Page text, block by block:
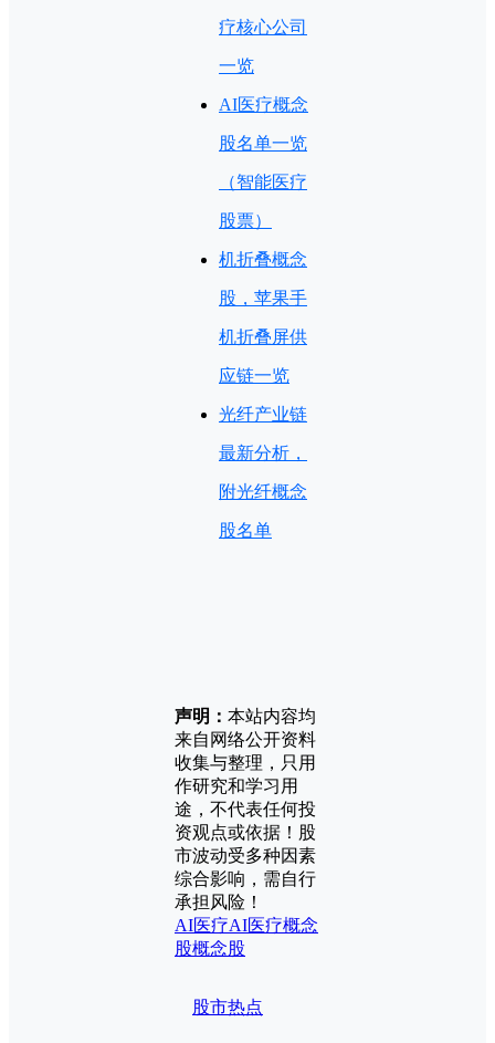
疗核心公司
一览
AI医疗概念
股名单一览
（智能医疗
股票）
机折叠概念
股，苹果手
机折叠屏供
应链一览
光纤产业链
最新分析，
附光纤概念
股名单
声明： 本站内容均
来自网络公开资料
收集与整理，只用
作研究和学习用
途，不代表任何投
资观点或依据！股
市波动受多种因素
综合影响，需自行
承担风险！
AI医疗AI医疗概念
股概念股
股市热点